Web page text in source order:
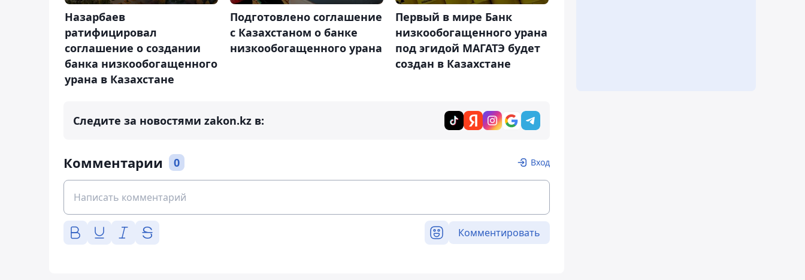
Назарбаев
ратифицировал
соглашение о создании
банка низкообогащенного
урана в Казахстане
Подготовлено соглашение
с Казахстаном о банке
низкообогащенного урана
Первый в мире Банк
низкообогащенного урана
под эгидой МАГАТЭ будет
создан в Казахстане
Следите за новостями zakon.kz в:
Комментарии 0 Вход
Комментировать